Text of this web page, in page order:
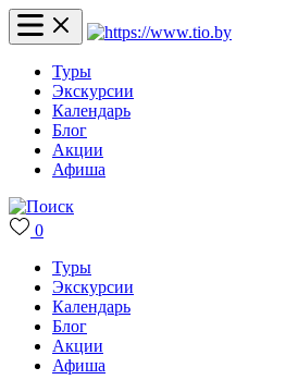
Туры
Экскурсии
Календарь
Блог
Акции
Афиша
0
Туры
Экскурсии
Календарь
Блог
Акции
Афиша